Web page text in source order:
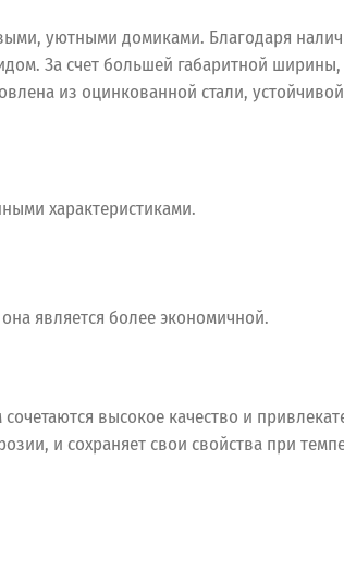
уютными домиками. Благодаря
За счет большей габаритной
из оцинкованной стали,
характеристиками.
является более экономичной.
высокое качество и
и сохраняет свои свойства при